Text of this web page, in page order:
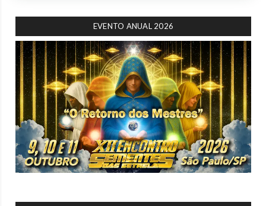
EVENTO ANUAL 2026